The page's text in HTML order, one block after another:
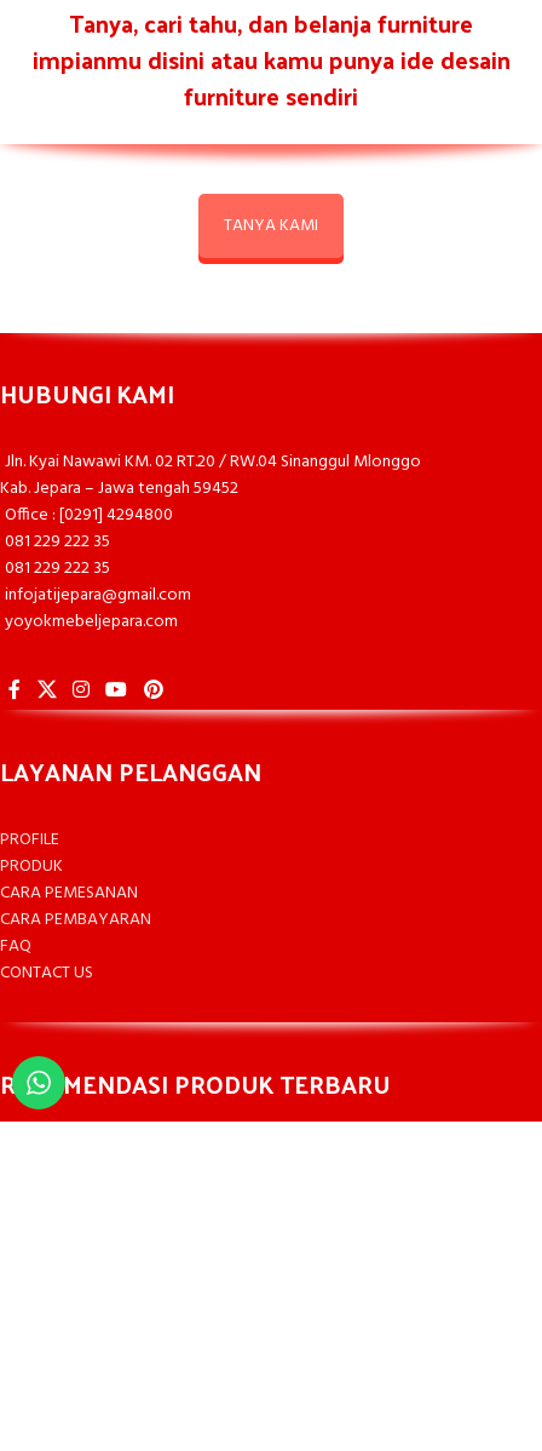
Tanya, cari tahu, dan belanja furniture
impianmu disini atau kamu punya ide desain
furniture sendiri
TANYA KAMI
HUBUNGI KAMI
Jln. Kyai Nawawi KM. 02 RT.20 / RW.04 Sinanggul Mlonggo
Kab. Jepara – Jawa tengah 59452
Office : [0291] 4294800
081 229 222 35
081 229 222 35
infojatijepara@gmail.com
yoyokmebeljepara.com
LAYANAN PELANGGAN
PROFILE
PRODUK
CARA PEMESANAN
CARA PEMBAYARAN
FAQ
CONTACT US
REKOMENDASI PRODUK TERBARU